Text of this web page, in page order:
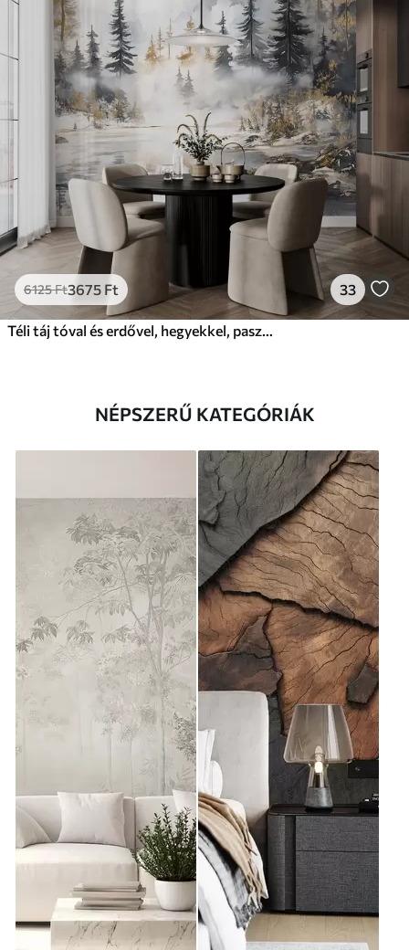
6125Ft3675 Ft 33
Téli táj tóval és erdővel, hegyekkel, pasztell stílusú darwing
NÉPSZERŰ KATEGÓRIÁK